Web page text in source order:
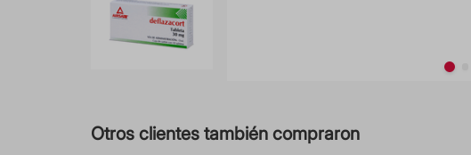
Otros clientes también compraron